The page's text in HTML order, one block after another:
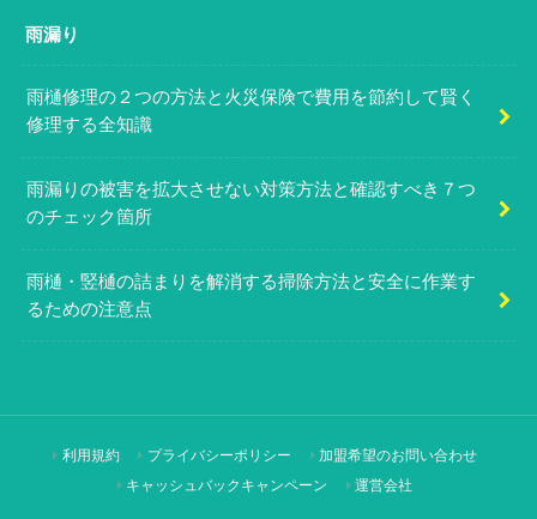
雨漏り
雨樋修理の２つの方法と火災保険で費用を節約して賢く
修理する全知識
雨漏りの被害を拡大させない対策方法と確認すべき７つ
のチェック箇所
雨樋・竪樋の詰まりを解消する掃除方法と安全に作業す
るための注意点
利用規約 プライバシーポリシー 加盟希望のお問い合わせ
キャッシュバックキャンペーン 運営会社